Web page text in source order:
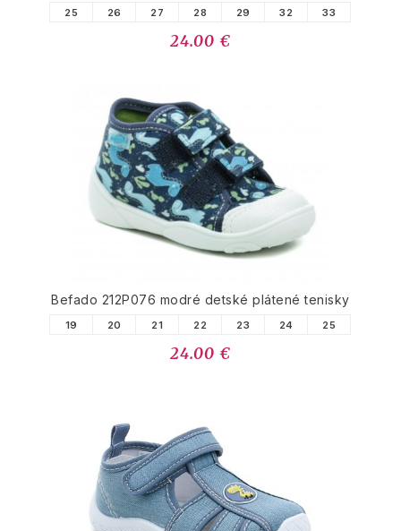
25 26 27 28 29 32 33
24.00 €
Befado 212P076 modré detské plátené tenisky
19 20 21 22 23 24 25
24.00 €